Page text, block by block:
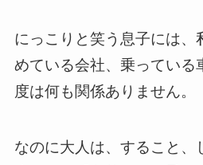
にっこりと笑う息子には、
めている会社、乗っている
度は何も関係ありません。
なのに大人は、すること、